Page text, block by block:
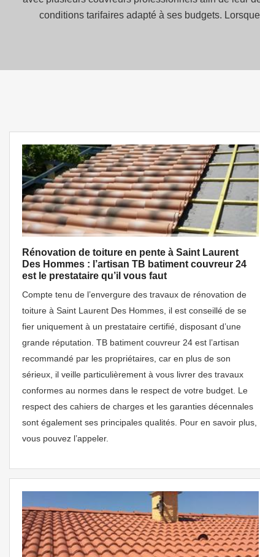
conditions tarifaires adapté à ses budgets.
Rénovation de toiture en pente à Saint Laurent
Des Hommes : l’artisan TB batiment couvreur 24
est le prestataire qu’il vous faut
Compte tenu de l’envergure des travaux de rénovation de
toiture à Saint Laurent Des Hommes, il est conseillé de se
fier uniquement à un prestataire certifié, disposant d’une
grande réputation. TB batiment couvreur 24 est l’artisan
recommandé par les propriétaires, car en plus de son
sérieux, il veille particulièrement à vous livrer des travaux
conformes au normes dans le respect de votre budget. Le
respect des cahiers de charges et les garanties décennales
sont également ses principales qualités. Pour en savoir plus,
vous pouvez l’appeler.